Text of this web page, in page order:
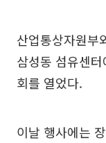
산업통상자원부
삼성동 섬유센
회를 열었다.
이날 행사에는